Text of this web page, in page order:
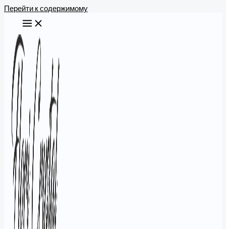
Перейти к содержимому